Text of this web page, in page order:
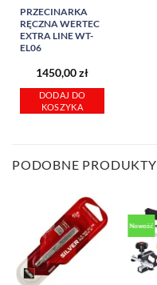
PRZECINARKA
RĘCZNA WERTEC
EXTRA LINE WT-
EL06
1450,00zł
DODAJ DO
KOSZYKA
PODOBNE PRODUKTY
Nowość